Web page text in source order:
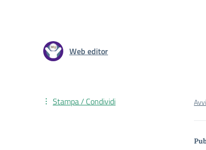
Web editor
Stampa / Condividi